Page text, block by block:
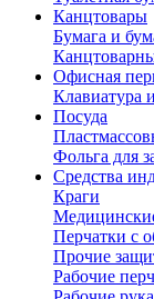
Канцтовары
Бумага и
Офисная
Клавиатура
Посуда
Фольга для
Средства
Краги
Перчатки с
Прочие
Рабочие